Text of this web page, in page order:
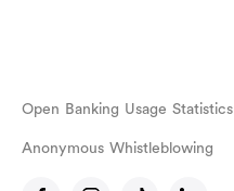
Open Banking Usage Statistics
Anonymous Whistleblowing